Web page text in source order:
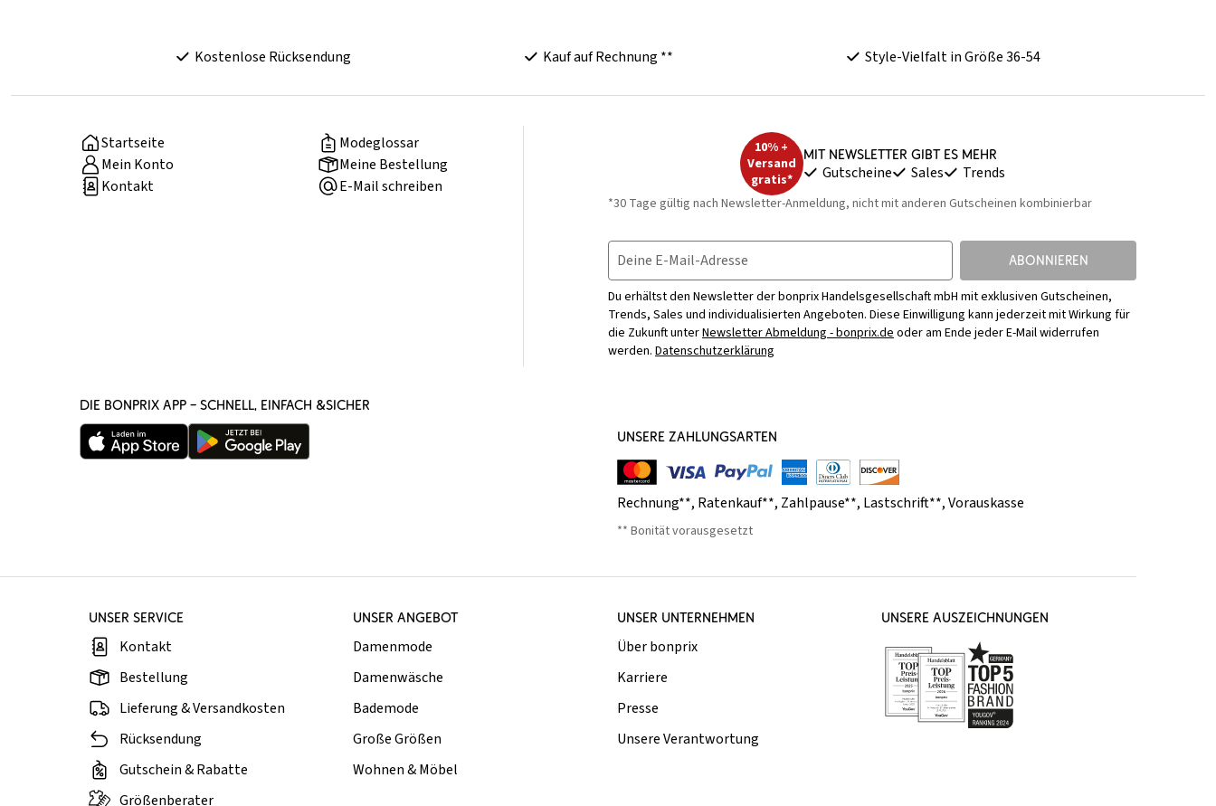
Kostenlose Rücksendung Kauf auf Rechnung ** Style-Vielfalt in Größe 36-54
Startseite
Modeglossar
Mein Konto
Meine Bestellung
Kontakt
E-Mail schreiben
10% +
Versand
gratis*
Mit Newsletter gibt es mehr
Gutscheine Sales Trends
*30 Tage gültig nach Newsletter-Anmeldung, nicht mit anderen Gutscheinen kombinierbar
Deine E-Mail-Adresse ABONNIEREN
Du erhältst den Newsletter der bonprix Handelsgesellschaft mbH mit exklusiven Gutscheinen,
Trends, Sales und individualisierten Angeboten. Diese Einwilligung kann jederzeit mit Wirkung für
die Zukunft unterNewsletter Abmeldung - bonprix.deoder am Ende jeder E-Mail widerrufen
werden. Datenschutzerklärung
DIE BONPRIX APP – SCHNELL, EINFACH &SICHER
UNSERE ZAHLUNGSARTEN
Rechnung**, Ratenkauf**, Zahlpause**, Lastschrift**,Vorauskasse
** Bonität vorausgesetzt
UNSER SERVICE
Kontakt
Bestellung
Lieferung & Versandkosten
Rücksendung
Gutschein & Rabatte
Größenberater
UNSER ANGEBOT
Damenmode
Damenwäsche
Bademode
Große Größen
Wohnen & Möbel
UNSER UNTERNEHMEN
Über bonprix
Karriere
Presse
Unsere Verantwortung
UNSERE AUSZEICHNUNGEN